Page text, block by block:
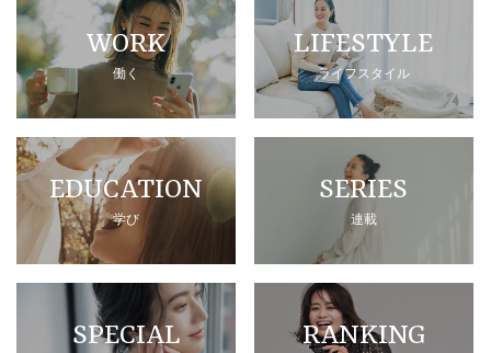
WORK
働く
LIFESTYLE
ライフスタイル
EDUCATION
学び
SERIES
連載
SPECIAL RANKING